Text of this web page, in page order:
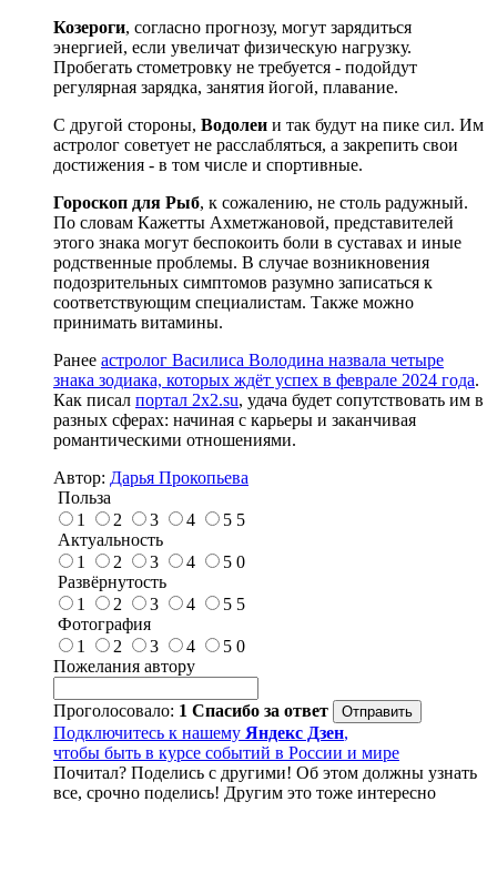
Козероги, согласно прогнозу, могут зарядиться
энергией, если увеличат физическую нагрузку.
Пробегать стометровку не требуется - подойдут
регулярная зарядка, занятия йогой, плавание.
С другой стороны, Водолеи и так будут на пике сил. Им
астролог советует не расслабляться, а закрепить свои
достижения - в том числе и спортивные.
Гороскоп для Рыб, к сожалению, не столь радужный.
По словам Кажетты Ахметжановой, представителей
этого знака могут беспокоить боли в суставах и иные
родственные проблемы. В случае возникновения
подозрительных симптомов разумно записаться к
соответствующим специалистам. Также можно
принимать витамины.
Ранее астролог Василиса Володина назвала четыре
знака зодиака, которых ждёт успех в феврале 2024 года.
Как писал портал 2x2.su, удача будет сопутствовать им в
разных сферах: начиная с карьеры и заканчивая
романтическими отношениями.
Автор: Дарья Прокопьева
Польза
1
2 3 4 5 5
Актуальность
1
2 3 4 5 0
Развёрнутость
1
2 3 4 5 5
Фотография
1
2 3 4 5 0
Пожелания автору
Проголосовало: 1 Спасибо за ответ
Подключитесь к нашему Яндекс Дзен,
чтобы быть в курсе событий в России и мире
Почитал? Поделись с другими! Об этом должны узнать
все, срочно поделись! Другим это тоже интересно